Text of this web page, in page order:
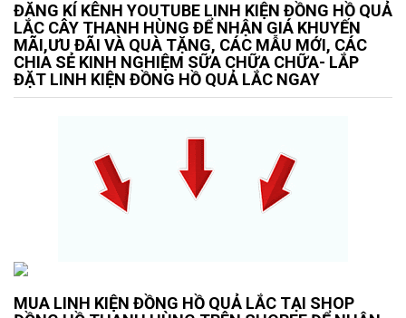
ĐĂNG KÍ KÊNH YOUTUBE LINH KIỆN ĐỒNG HỒ QUẢ
LẮC CÂY THANH HÙNG ĐỂ NHẬN GIÁ KHUYẾN
MÃI,ƯU ĐÃI VÀ QUÀ TẶNG, CÁC MẪU MỚI, CÁC
CHIA SẺ KINH NGHIỆM SỮA CHỮA CHỮA- LẮP
ĐẶT LINH KIỆN ĐỒNG HỒ QUẢ LẮC NGAY
MUA LINH KIỆN ĐỒNG HỒ QUẢ LẮC TẠI SHOP